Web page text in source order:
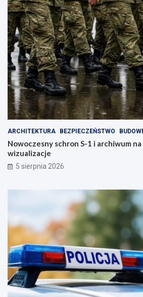
ARCHITEKTURA BEZPIECZEŃSTWO
Nowoczesny schron S-1 i archiwum
wizualizacje
5 sierpnia 2026